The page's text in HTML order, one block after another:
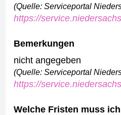
(Quelle: Serviceportal
https://
Bemerkungen
nicht angegeben
(Quelle: Serviceportal
https://
Welche Fristen muss